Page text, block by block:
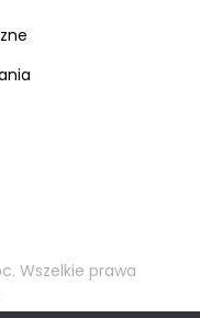
Wszelkie prawa